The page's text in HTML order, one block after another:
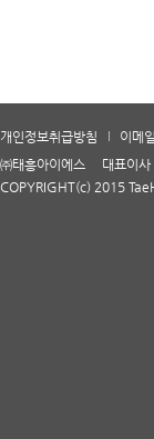
㈜태흥아이에스 대표이
COPYRIGHT(c) 2015
개인정보취급방침 이메